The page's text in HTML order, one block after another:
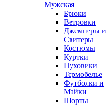
Мужская
Брюки
Ветровки
Джемперы и
Свитеры
Костюмы
Куртки
Пуховики
Термобелье
Футболки и
Майки
Шорты